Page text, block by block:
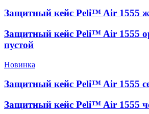
Защитный кейс Peli™ Air 1555
Защитный кейс Peli™ Air 1555
пустой
Новинка
Защитный кейс Peli™ Air 1555
Защитный кейс Peli™ Air 1555